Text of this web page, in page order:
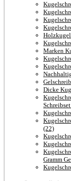
Marken
Dicke
(22)
Gramm